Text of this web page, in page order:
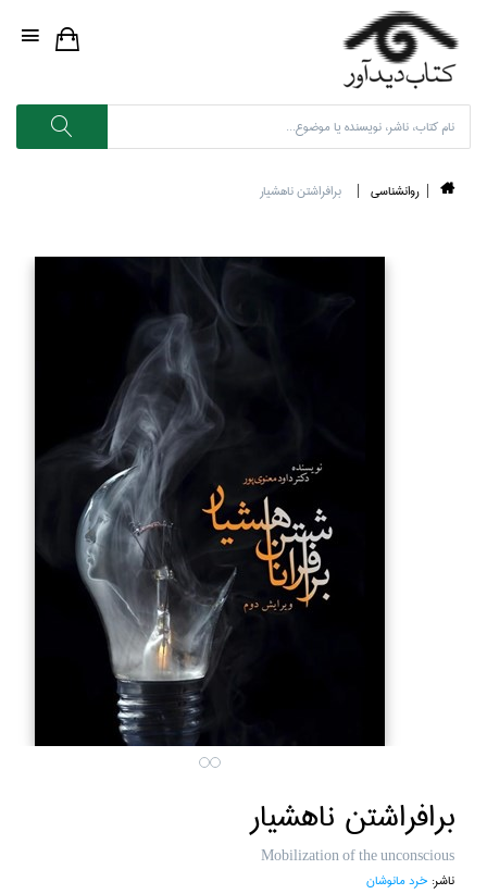
روانشناسي برافراشتن ناهشيار
برافراشتن ناهشيار
Mobilization of the unconscious
ناشر: خرد مانوشان